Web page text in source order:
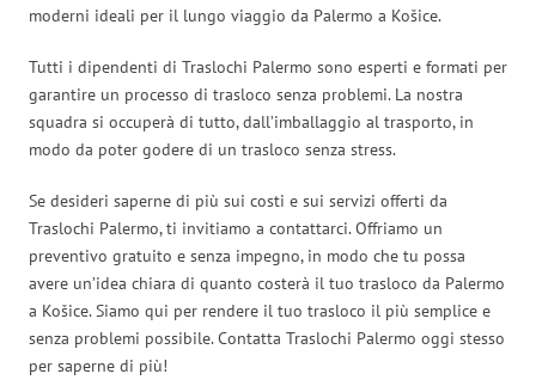
moderni ideali per il lungo viaggio da Palermo a Košice.
Tutti i dipendenti di Traslochi Palermo sono esperti e formati per
garantire un processo di trasloco senza problemi. La nostra
squadra si occuperà di tutto, dall’imballaggio al trasporto, in
modo da poter godere di un trasloco senza stress.
Se desideri saperne di più sui costi e sui servizi offerti da
Traslochi Palermo, ti invitiamo a contattarci. Offriamo un
preventivo gratuito e senza impegno, in modo che tu possa
avere un’idea chiara di quanto costerà il tuo trasloco da Palermo
a Košice. Siamo qui per rendere il tuo trasloco il più semplice e
senza problemi possibile. Contatta Traslochi Palermo oggi stesso
per saperne di più!